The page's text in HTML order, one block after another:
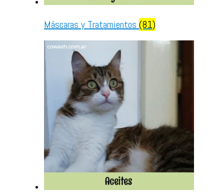
Máscaras y Tratamientos (81)